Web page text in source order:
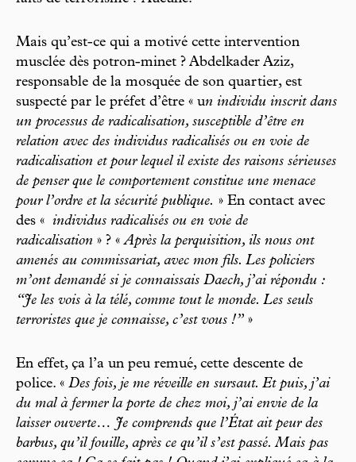
Mais qu’est-ce qui a motivé cette intervention
musclée dès potron-minet ? Abdelkader Aziz,
responsable de la mosquée de son quartier, est
suspecté par le préfet d’être « un individu inscrit dans
un processus de radicalisation, susceptible d’être en
relation avec des individus radicalisés ou en voie de
radicalisation et pour lequel il existe des raisons sérieuses
de penser que le comportement constitue une menace
pour l’ordre et la sécurité publique. » En contact avec
des « individus radicalisés ou en voie de
radicalisation » ? «Après la perquisition, ils nous ont
amenés au commissariat, avec mon fils. Les policiers
m’ont demandé si je connaissais Daech, j’ai répondu :
“Je les vois à la télé, comme tout le monde. Les seuls
terroristes que je connaisse, c’est vous !” »
En effet, ça l’a un peu remué, cette descente de
police. « Des fois, je me réveille en sursaut. Et puis, j’ai
du mal à fermer la porte de chez moi, j’ai envie de la
laisser ouverte… Je comprends que l’État ait peur des
barbus, qu’il fouille, après ce qu’il s’est passé. Mais pas